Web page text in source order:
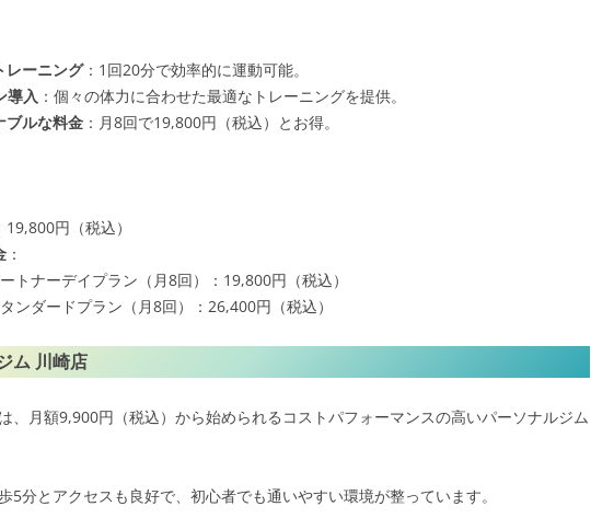
レーニング：1回20分で効率的に運動可能。
導入 ：個々の体力に合わせた最適なトレーニングを提供。
ブルな料金 ：月8回で19,800円（税込）とお得。
19,800円（税込）
：
トナーデイプラン（月8回）：19,800円（税込）
ンダードプラン（月8回）：26,400円（税込）
ム 川崎店
、月額9,900円（税込）から始められるコストパフォーマンスの高いパーソナルジム
5分とアクセスも良好で、初心者でも通いやすい環境が整っています。